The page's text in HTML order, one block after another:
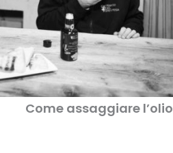
Come assaggiare l’olio